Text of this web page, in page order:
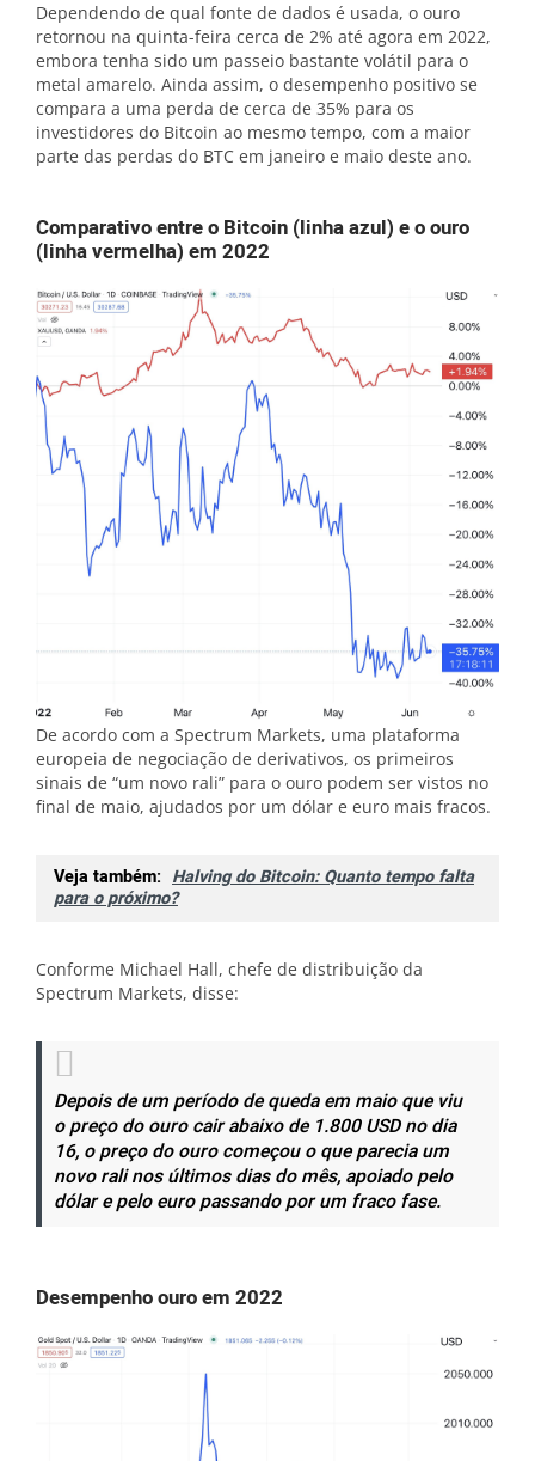
Dependendo de qual fonte de dados é usada, o ouro
retornou na quinta-feira cerca de 2% até agora em 2022,
embora tenha sido um passeio bastante volátil para o
metal amarelo. Ainda assim, o desempenho positivo se
compara a uma perda de cerca de 35% para os
investidores do Bitcoin ao mesmo tempo, com a maior
parte das perdas do BTC em janeiro e maio deste ano.
Comparativo entre o Bitcoin (linha azul) e o ouro
(linha vermelha) em 2022
De acordo com a Spectrum Markets, uma plataforma
europeia de negociação de derivativos, os primeiros
sinais de “um novo rali” para o ouro podem ser vistos no
final de maio, ajudados por um dólar e euro mais fracos.
Veja também: Halving do Bitcoin: Quanto tempo falta
para o próximo?
Conforme Michael Hall, chefe de distribuição da
Spectrum Markets, disse:
Depois de um período de queda em maio que viu
o preço do ouro cair abaixo de 1.800 USD no dia
16, o preço do ouro começou o que parecia um
novo rali nos últimos dias do mês, apoiado pelo
dólar e pelo euro passando por um fraco fase.
Desempenho ouro em 2022